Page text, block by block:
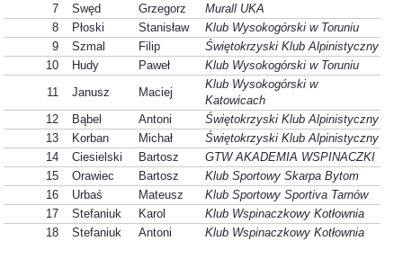
7
Swęd Grzegorz
Murall UKA
8
Płoski Stanisław
Klub Wysokogórski w Toruniu
9
Szmal Filip
Świętokrzyski Klub Alpinistyczny
10
Hudy Paweł
Klub Wysokogórski w Toruniu
11
Janusz Maciej
Klub Wysokogórski w
Katowicach
12
Bąbel Antoni
Świętokrzyski Klub Alpinistyczny
13
Korban Michał
Świętokrzyski Klub Alpinistyczny
14
Ciesielski Bartosz
GTW AKADEMIA WSPINACZKI
15
Orawiec Bartosz
Klub Sportowy Skarpa Bytom
16
Urbaś Mateusz
Klub Sportowy Sportiva Tarnów
17
Stefaniuk Karol
Klub Wspinaczkowy Kotłownia
18
Stefaniuk Antoni Klub Wspinaczkowy Kotłownia